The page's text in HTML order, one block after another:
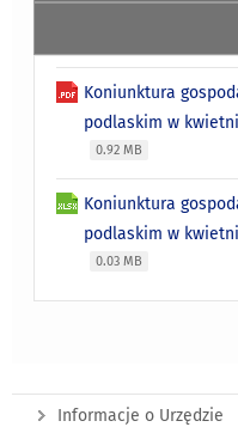
Koniunktura
podlaskim w
0.92 MB
Koniunktura
podlaskim w
0.03 MB
Informacje o Urzędzie